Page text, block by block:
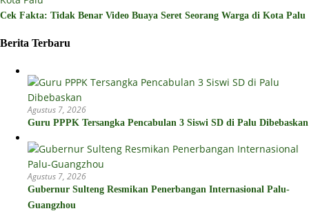
Cek Fakta: Tidak Benar Video Buaya Seret Seorang Warga di Kota Palu
Berita Terbaru
Agustus 7, 2026
Guru PPPK Tersangka Pencabulan 3 Siswi SD di Palu Dibebaskan
Agustus 7, 2026
Gubernur Sulteng Resmikan Penerbangan Internasional Palu-
Guangzhou